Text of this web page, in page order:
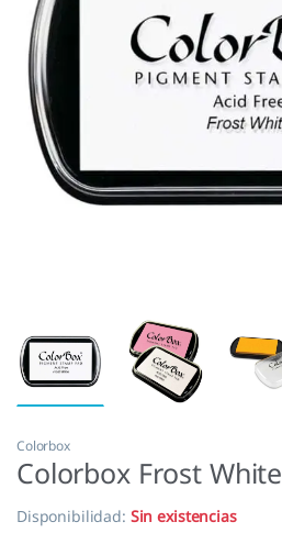
Colorbox
Colorbox Frost White
Disponibilidad: Sin existencias